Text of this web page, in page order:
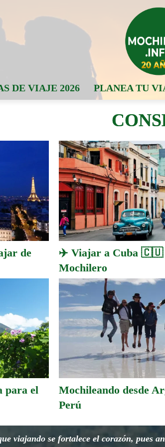
DE VIAJE 2026 PLANEA TU
de
✈️ Viajar a Cuba 🇨🇺
Mochilero
el
Mochileando desde
Perú
viajando se fortalece el corazón, pues